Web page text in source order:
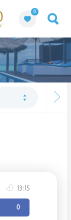
0
13:15
0